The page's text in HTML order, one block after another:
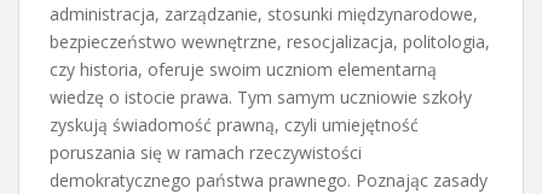
administracja, zarządzanie, stosunki międzynarodowe,
bezpieczeństwo wewnętrzne, resocjalizacja, politologia,
czy historia, oferuje swoim uczniom elementarną
wiedzę o istocie prawa. Tym samym uczniowie szkoły
zyskują świadomość prawną, czyli umiejętność
poruszania się w ramach rzeczywistości
demokratycznego państwa prawnego. Poznając zasady